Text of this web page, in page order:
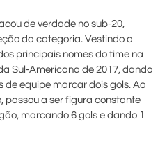
de verdade no sub-20,
da categoria. Vestindo a
principais nomes do time na
Sul-Americana de 2017, dando
de equipe marcar dois gols. Ao
passou a ser figura constante
marcando 6 gols e dando 1